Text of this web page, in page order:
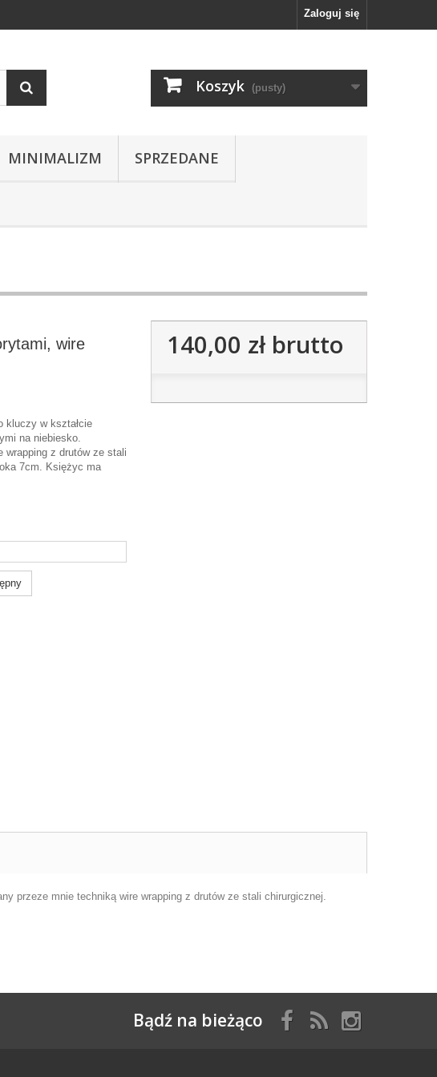
Zaloguj się
Koszyk (pusty)
MINIMALIZM SPRZEDANE
wire
kluczy w kształcie
na niebiesko.
wrapping z drutów ze stali
7cm. Księżyc ma
140,00 złbrutto
przeze mnie techniką wire wrapping z drutów ze stali chirurgicznej.
Bądź na bieżąco